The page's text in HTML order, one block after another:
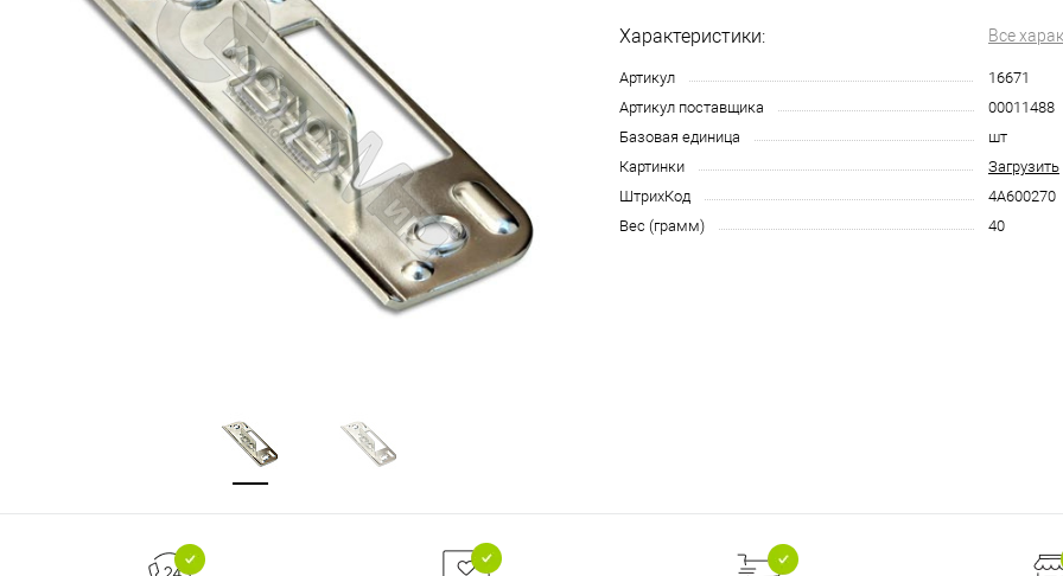
Характеристики: Все
Артикул
16671
Артикул поставщика
00011488
Базовая единица
шт
Картинки
Загрузить
ШтрихКод
4А600270
Вес (грамм)
40